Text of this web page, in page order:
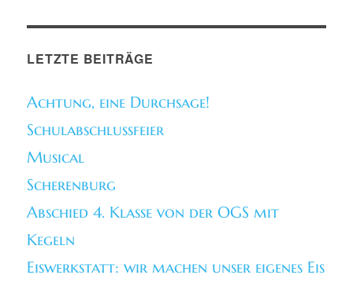
LETZTE BEITRÄGE
Achtung, eine Durchsage!
Schulabschlussfeier
Musical
Scherenburg
Abschied 4. Klasse von der OGS mit
Kegeln
Eiswerkstatt: wir machen unser eigenes Eis